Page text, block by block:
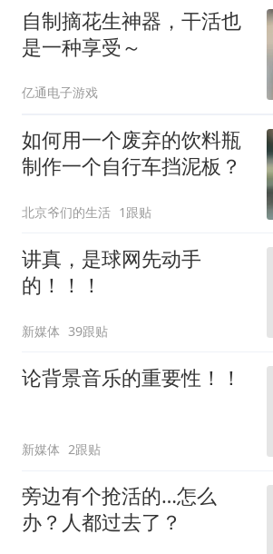
自制摘花生神器，干活也
是一种享受～
亿通电子游戏
如何用一个废弃的饮料瓶
制作一个自行车挡泥板？
北京爷们的生活 1跟贴
讲真，是球网先动手
的！！！
新媒体 39跟贴
论背景音乐的重要性！！
新媒体 2跟贴
旁边有个抢活的…怎么
办？人都过去了？